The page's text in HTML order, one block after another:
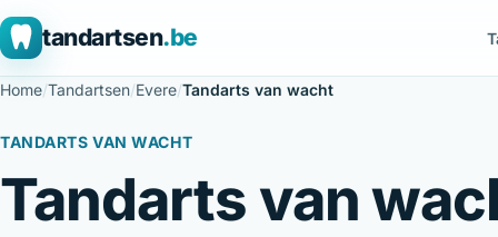
tandartsen.be
Home/Tandartsen/Evere/Tandarts van wacht
TANDARTS VAN WACHT
Tandarts van